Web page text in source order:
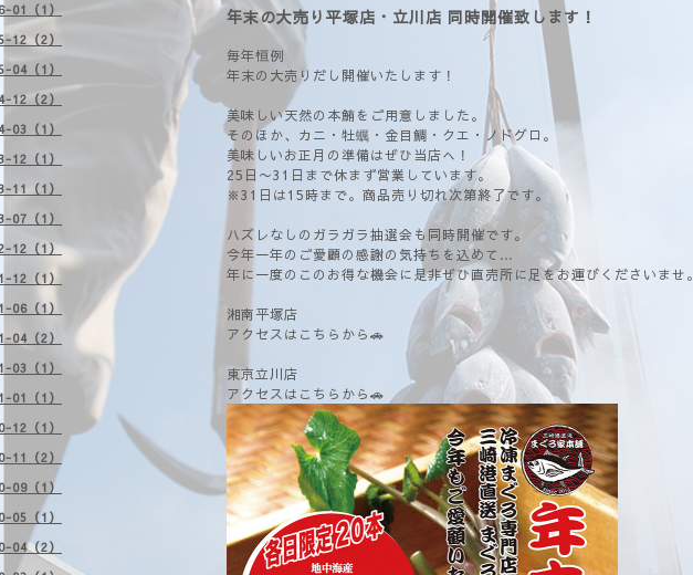
年末の大売り平塚店・立川店 同時開催致します！
毎年恒例
年末の大売りだし開催いたします！
美味しい天然の本鮪をご用意しました。
そのほか、カニ・牡蠣・金目鯛・クエ・ノドグロ。
美味しいお正月の準備はぜひ当店へ！
25日〜31日まで休まず営業しています。
※31日は15時まで。商品売り切れ次第終了です。
ハズレなしのガラガラ抽選会も同時開催です。
今年一年のご愛顧の感謝の気持ちを込めて…
年に一度のこのお得な機会に是非ぜひ直売所に足をお運びくださいませ
湘南平塚店
アクセスはこちらから🚗
東京立川店
アクセスはこちらから🚗
01（1）
12（2）
04（1）
12（2）
03（1）
12（1）
11（1）
07（1）
12（1）
12（1）
06（1）
04（2）
03（1）
01（1）
12（1）
11（2）
09（1）
05（1）
04（2）